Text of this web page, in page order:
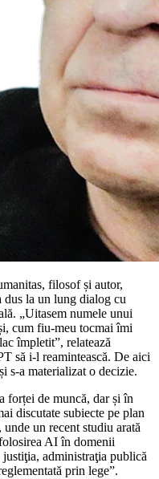
filosof și autor,
dus la un lung dialog cu
„Uitasem numele unui
cum fiu-meu tocmai îmi
împletit”, relatează
să i-l reamintească. De aici
s-a materializat o decizie.
forței de muncă, dar și în
discutate subiecte pe plan
un recent studiu arată
AI în domenii
justiţia, administraţia publică
prin lege”.